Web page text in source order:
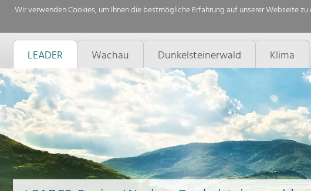
Wir verwenden Cookies, um Ihnen die bestmögliche Erfahrung auf unserer Webseite
LEADER Wachau Dunkelsteinerwald Klima